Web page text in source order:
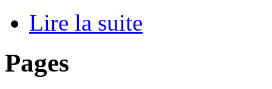
Lire la suite
Pages